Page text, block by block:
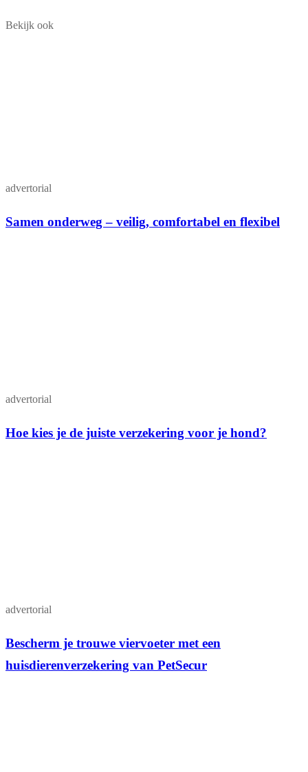
Bekijk ook
advertorial
Samen onderweg – veilig, comfortabel en flexibel
advertorial
Hoe kies je de juiste verzekering voor je hond?
advertorial
Bescherm je trouwe viervoeter met een
huisdierenverzekering van PetSecur